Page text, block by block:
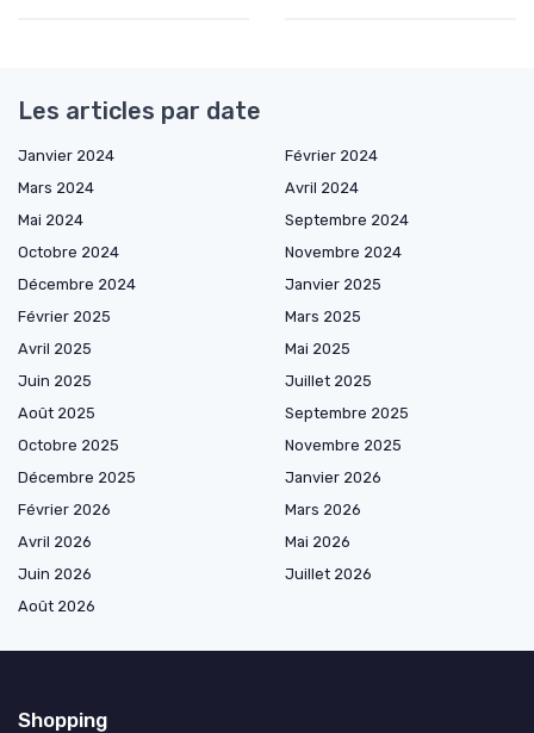
Les articles par date
Janvier 2024
Février 2024
Mars 2024
Avril 2024
Mai 2024
Septembre 2024
Octobre 2024
Novembre 2024
Décembre 2024
Janvier 2025
Février 2025
Mars 2025
Avril 2025
Mai 2025
Juin 2025
Juillet 2025
Août 2025
Septembre 2025
Octobre 2025
Novembre 2025
Décembre 2025
Janvier 2026
Février 2026
Mars 2026
Avril 2026
Mai 2026
Juin 2026
Juillet 2026
Août 2026
Shopping